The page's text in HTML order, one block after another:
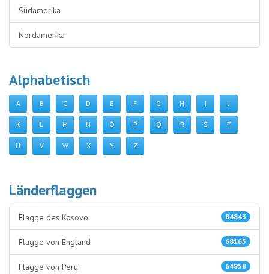
Südamerika
Nordamerika
Alphabetisch
A B C D E F G H I J
K L M N O P Q R S T
U V W X Y Z
Länderflaggen
84843
Flagge des Kosovo
68165
Flagge von England
64858
Flagge von Peru